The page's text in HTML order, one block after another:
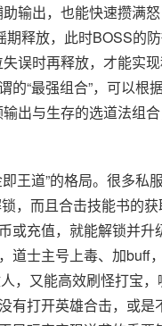
输出，也能快速攒满怒
释放，此时BOSS的
误时再释放，才能实
“最强组合”，可以根
出与生存的选道法组合
王道”的格局。很多私
，而且合击技能书的获
或充值，就能解锁并升
道士主号上毒、加buff
，又能高效刷怪打宝，
有打开英雄合击，或是